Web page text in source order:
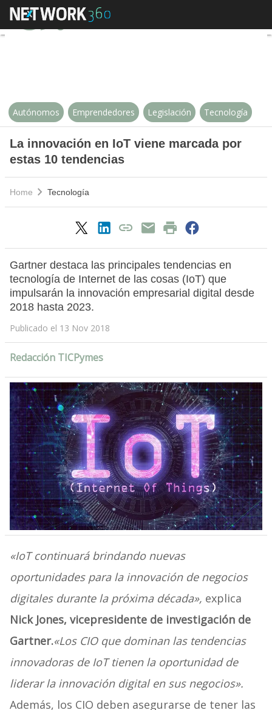
La innovación en IoT viene
Autónomos Emprendedores Legislación Tecnología
La innovación en IoT viene marcada por
estas 10 tendencias
Home Tecnología
Gartner destaca las principales tendencias en
tecnología de Internet de las cosas (IoT) que
impulsarán la innovación empresarial digital desde
2018 hasta 2023.
Publicado el 13 Nov 2018
Redacción TICPymes
«IoT continuará brindando nuevas
oportunidades para la innovación de negocios
digitales durante la próxima década», explica
Nick Jones, vicepresidente de investigación de
Gartner.«Los CIO que dominan las tendencias
innovadoras de IoT tienen la oportunidad de
liderar la innovación digital en sus negocios».
Además, los CIO deben asegurarse de tener las